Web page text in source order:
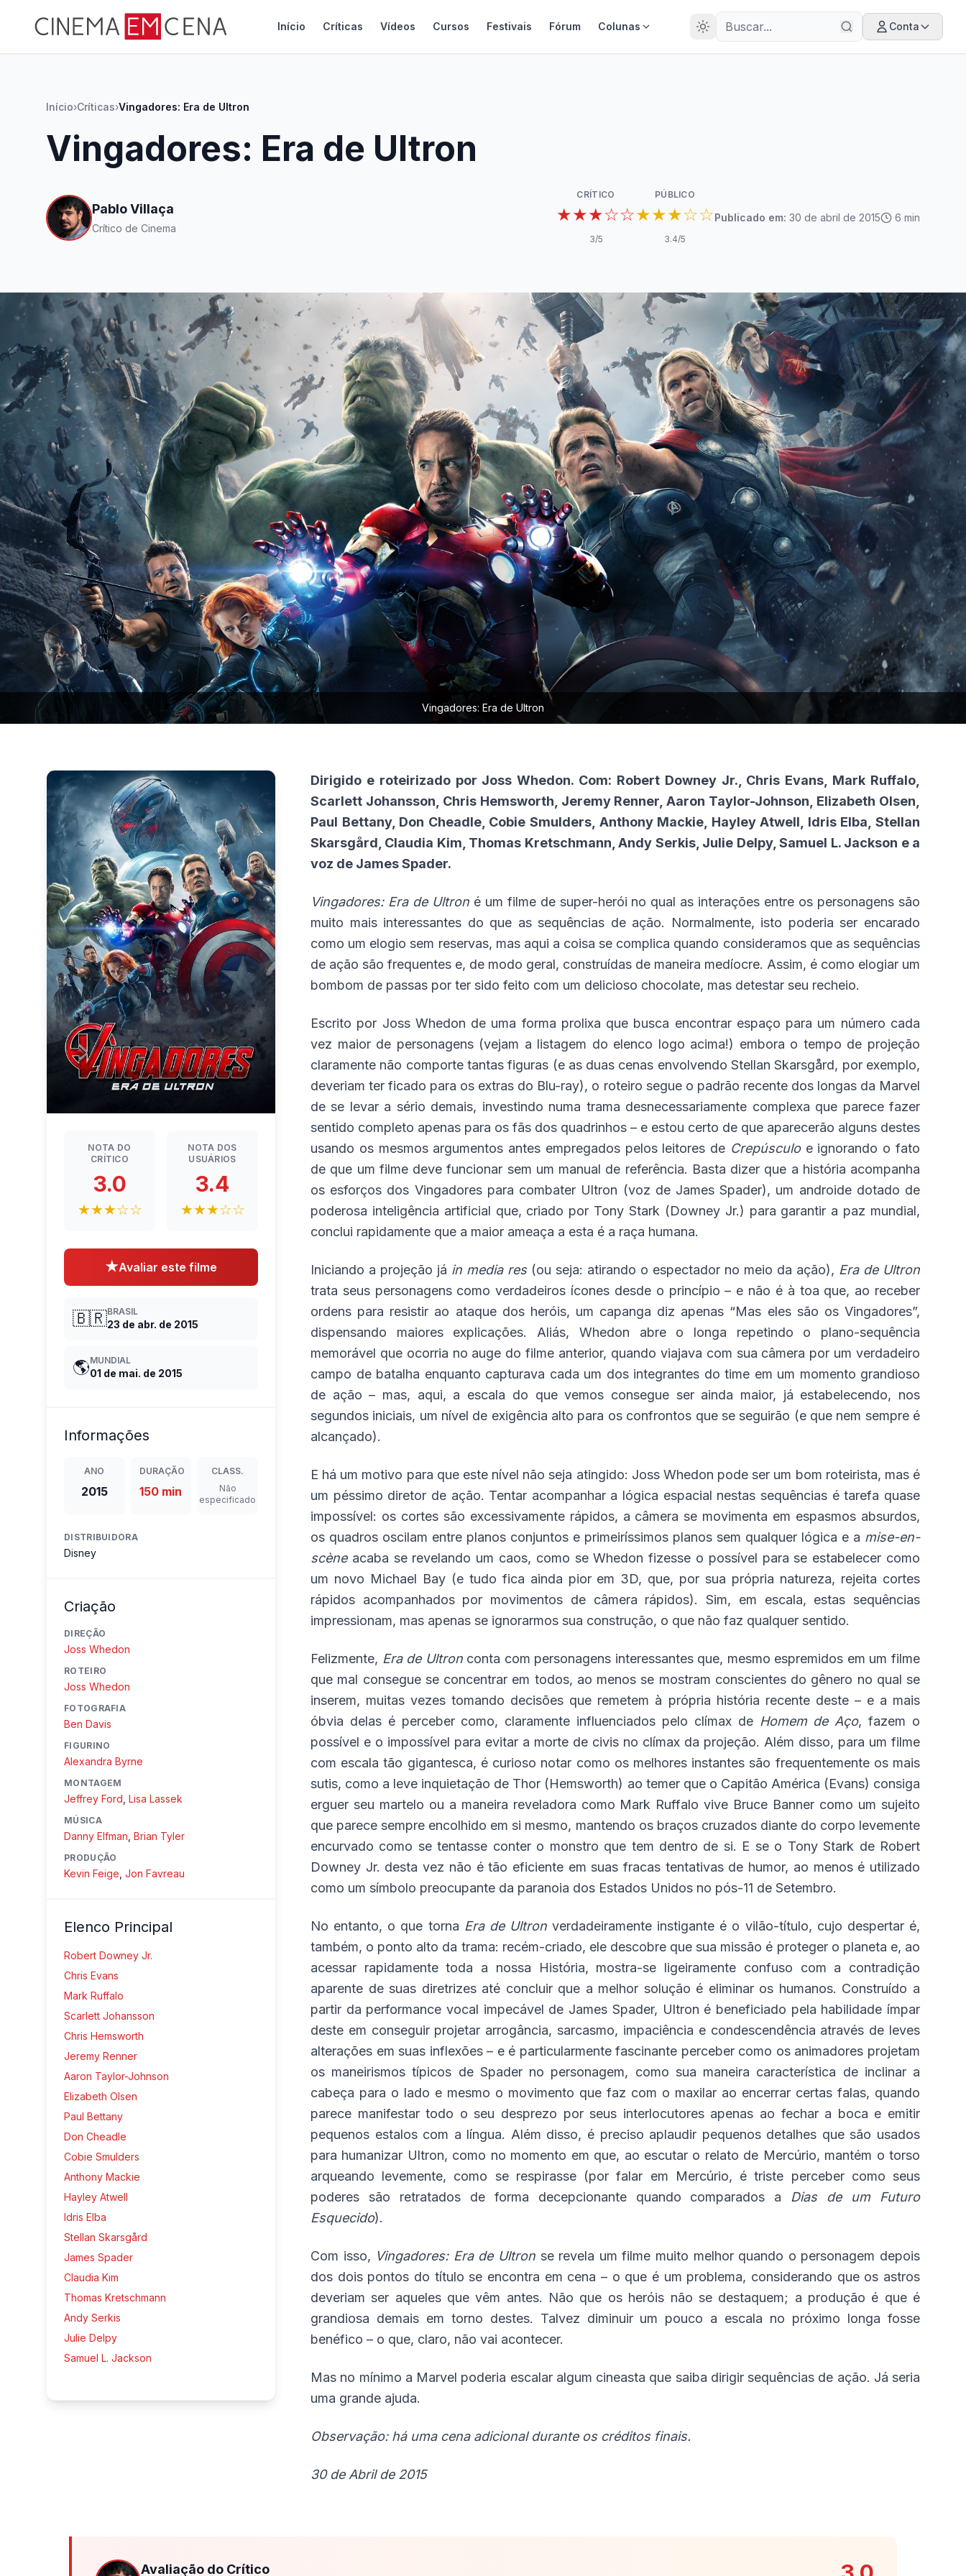
28
ANOS
Início Críticas Vídeos Cursos Festivais Fórum Colunas Conta
Início›Críticas›Vingadores: Era de Ultron
Vingadores: Era de Ultron
Pablo Villaça
Crítico de Cinema
CRÍTICO
★★★☆☆
3/5
PÚBLICO
★★★☆☆
3.4/5
Publicado em: 30 de abril de 2015 6 min
Vingadores: Era de Ultron
NOTA DO
CRÍTICO
3.0
★★★☆☆
NOTA DOS
USUÁRIOS
3.4
★★★☆☆
★Avaliar este filme
🇧🇷BRASIL
23 de abr. de 2015
🌎MUNDIAL
01 de mai. de 2015
Informações
ANO
2015
DURAÇÃO
150 min
CLASS.
Não
especificado
DISTRIBUIDORA
Disney
Criação
DIREÇÃO
Joss Whedon
ROTEIRO
Joss Whedon
FOTOGRAFIA
Ben Davis
FIGURINO
Alexandra Byrne
MONTAGEM
Jeffrey Ford Lisa Lassek
MÚSICA
Danny Elfman Brian Tyler
PRODUÇÃO
Kevin Feige Jon Favreau
Elenco Principal
Robert Downey Jr.
Chris Evans
Mark Ruffalo
Scarlett Johansson
Chris Hemsworth
Jeremy Renner
Aaron Taylor-Johnson
Elizabeth Olsen
Paul Bettany
Don Cheadle
Cobie Smulders
Anthony Mackie
Hayley Atwell
Idris Elba
Stellan Skarsgård
James Spader
Claudia Kim
Thomas Kretschmann
Andy Serkis
Julie Delpy
Samuel L. Jackson
Dirigido e roteirizado por Joss Whedon. Com: Robert Downey Jr., Chris Evans, Mark Ruffalo,
Scarlett Johansson, Chris Hemsworth, Jeremy Renner, Aaron Taylor-Johnson, Elizabeth Olsen,
Paul Bettany, Don Cheadle, Cobie Smulders, Anthony Mackie, Hayley Atwell, Idris Elba, Stellan
Skarsgård, Claudia Kim, Thomas Kretschmann, Andy Serkis, Julie Delpy, Samuel L. Jackson e a
voz de James Spader.
Vingadores: Era de Ultroné um filme de super-herói no qual as interações entre os personagens são
muito mais interessantes do que as sequências de ação. Normalmente, isto poderia ser encarado
como um elogio sem reservas, mas aqui a coisa se complica quando consideramos que as sequências
de ação são frequentes e, de modo geral, construídas de maneira medíocre. Assim, é como elogiar um
bombom de passas por ter sido feito com um delicioso chocolate, mas detestar seu recheio.
Escrito por Joss Whedon de uma forma prolixa que busca encontrar espaço para um número cada
vez maior de personagens (vejam a listagem do elenco logo acima!) embora o tempo de projeção
claramente não comporte tantas figuras (e as duas cenas envolvendo Stellan Skarsgård, por exemplo,
deveriam ter ficado para os extras do Blu-ray), o roteiro segue o padrão recente dos longas da Marvel
de se levar a sério demais, investindo numa trama desnecessariamente complexa que parece fazer
sentido completo apenas para os fãs dos quadrinhos – e estou certo de que aparecerão alguns destes
usando os mesmos argumentos antes empregados pelos leitores de Crepúsculoe ignorando o fato
de que um filme deve funcionar sem um manual de referência. Basta dizer que a história acompanha
os esforços dos Vingadores para combater Ultron (voz de James Spader), um androide dotado de
poderosa inteligência artificial que, criado por Tony Stark (Downey Jr.) para garantir a paz mundial,
conclui rapidamente que a maior ameaça a esta é a raça humana.
Iniciando a projeção já in media res(ou seja: atirando o espectador no meio da ação), Era de Ultron
trata seus personagens como verdadeiros ícones desde o princípio – e não é à toa que, ao receber
ordens para resistir ao ataque dos heróis, um capanga diz apenas “Mas eles são os Vingadores”,
dispensando maiores explicações. Aliás, Whedon abre o longa repetindo o plano-sequência
memorável que ocorria no auge do filme anterior, quando viajava com sua câmera por um verdadeiro
campo de batalha enquanto capturava cada um dos integrantes do time em um momento grandioso
de ação – mas, aqui, a escala do que vemos consegue ser ainda maior, já estabelecendo, nos
segundos iniciais, um nível de exigência alto para os confrontos que se seguirão (e que nem sempre é
alcançado).
E há um motivo para que este nível não seja atingido: Joss Whedon pode ser um bom roteirista, mas é
um péssimo diretor de ação. Tentar acompanhar a lógica espacial nestas sequências é tarefa quase
impossível: os cortes são excessivamente rápidos, a câmera se movimenta em espasmos absurdos,
os quadros oscilam entre planos conjuntos e primeiríssimos planos sem qualquer lógica e a mise-en-
scène acaba se revelando um caos, como se Whedon fizesse o possível para se estabelecer como
um novo Michael Bay (e tudo fica ainda pior em 3D, que, por sua própria natureza, rejeita cortes
rápidos acompanhados por movimentos de câmera rápidos). Sim, em escala, estas sequências
impressionam, mas apenas se ignorarmos sua construção, o que não faz qualquer sentido.
Felizmente, Era de Ultronconta com personagens interessantes que, mesmo espremidos em um filme
que mal consegue se concentrar em todos, ao menos se mostram conscientes do gênero no qual se
inserem, muitas vezes tomando decisões que remetem à própria história recente deste – e a mais
óbvia delas é perceber como, claramente influenciados pelo clímax de Homem de Aço, fazem o
possível e o impossível para evitar a morte de civis no clímax da projeção. Além disso, para um filme
com escala tão gigantesca, é curioso notar como os melhores instantes são frequentemente os mais
sutis, como a leve inquietação de Thor (Hemsworth) ao temer que o Capitão América (Evans) consiga
erguer seu martelo ou a maneira reveladora como Mark Ruffalo vive Bruce Banner como um sujeito
que parece sempre encolhido em si mesmo, mantendo os braços cruzados diante do corpo levemente
encurvado como se tentasse conter o monstro que tem dentro de si. E se o Tony Stark de Robert
Downey Jr. desta vez não é tão eficiente em suas fracas tentativas de humor, ao menos é utilizado
como um símbolo preocupante da paranoia dos Estados Unidos no pós-11 de Setembro.
No entanto, o que torna Era de Ultronverdadeiramente instigante é o vilão-título, cujo despertar é,
também, o ponto alto da trama: recém-criado, ele descobre que sua missão é proteger o planeta e, ao
acessar rapidamente toda a nossa História, mostra-se ligeiramente confuso com a contradição
aparente de suas diretrizes até concluir que a melhor solução é eliminar os humanos. Construído a
partir da performance vocal impecável de James Spader, Ultron é beneficiado pela habilidade ímpar
deste em conseguir projetar arrogância, sarcasmo, impaciência e condescendência através de leves
alterações em suas inflexões – e é particularmente fascinante perceber como os animadores projetam
os maneirismos típicos de Spader no personagem, como sua maneira característica de inclinar a
cabeça para o lado e mesmo o movimento que faz com o maxilar ao encerrar certas falas, quando
parece manifestar todo o seu desprezo por seus interlocutores apenas ao fechar a boca e emitir
pequenos estalos com a língua. Além disso, é preciso aplaudir pequenos detalhes que são usados
para humanizar Ultron, como no momento em que, ao escutar o relato de Mercúrio, mantém o torso
arqueando levemente, como se respirasse (por falar em Mercúrio, é triste perceber como seus
poderes são retratados de forma decepcionante quando comparados a Dias de um Futuro
Esquecido).
Com isso, Vingadores: Era de Ultron se revela um filme muito melhor quando o personagem depois
dos dois pontos do título se encontra em cena – o que é um problema, considerando que os astros
deveriam ser aqueles que vêm antes. Não que os heróis não se destaquem; a produção é que é
grandiosa demais em torno destes. Talvez diminuir um pouco a escala no próximo longa fosse
benéfico – o que, claro, não vai acontecer.
Mas no mínimo a Marvel poderia escalar algum cineasta que saiba dirigir sequências de ação. Já seria
uma grande ajuda.
Observação: há uma cena adicional durante os créditos finais.
30 de Abril de 2015
Avaliação do Crítico